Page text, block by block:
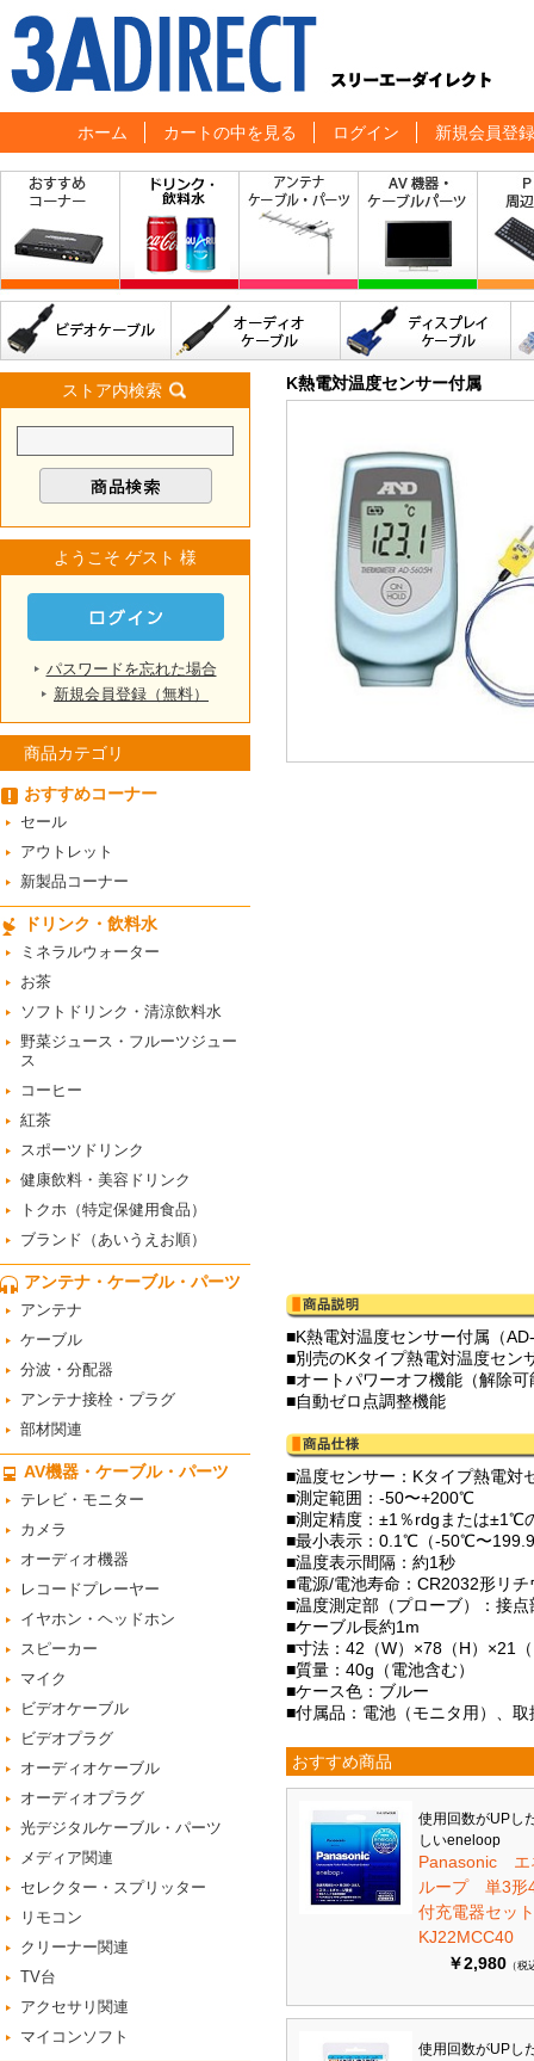
ホーム カートの中を見る ログイン 新規会員登録
ストア内検索
ようこそ ゲスト 様
パスワードを忘れた場合
新規会員登録（無料）
商品カテゴリ
おすすめコーナー
セール
アウトレット
新製品コーナー
ドリンク・飲料水
ミネラルウォーター
お茶
ソフトドリンク・清涼飲料水
野菜ジュース・フルーツジュー
ス
コーヒー
紅茶
スポーツドリンク
健康飲料・美容ドリンク
トクホ（特定保健用食品）
ブランド（あいうえお順）
アンテナ・ケーブル・パーツ
アンテナ
ケーブル
分波・分配器
アンテナ接栓・プラグ
部材関連
AV機器・ケーブル・パーツ
テレビ・モニター
カメラ
オーディオ機器
レコードプレーヤー
イヤホン・ヘッドホン
スピーカー
マイク
ビデオケーブル
ビデオプラグ
オーディオケーブル
オーディオプラグ
光デジタルケーブル・パーツ
メディア関連
セレクター・スプリッター
リモコン
クリーナー関連
TV台
アクセサリ関連
マイコンソフト
K熱電対温度センサー付属
■K熱電対温度センサー付属（
■別売のKタイプ熱電対温度セ
■オートパワーオフ機能（解除可
■自動ゼロ点調整機能
■温度センサー：Kタイプ熱電対
■測定範囲：-50〜+200℃
■測定精度：±1％rdgまたは±1℃
■最小表示：0.1℃（-50℃〜
■温度表示間隔：約1秒
■電源/電池寿命：CR2032形リ
■温度測定部（プローブ）：接
■ケーブル長約1m
■寸法：42（W）×78（H）×21
■質量：40g（電池含む）
■ケース色：ブルー
■付属品：電池（モニタ用）、
おすすめ商品
使用回数がUPし
しいeneloop
Panasonic エ
ループ 単3形
付充電器セッ
KJ22MCC40
￥2,980 （税
使用回数がUPし